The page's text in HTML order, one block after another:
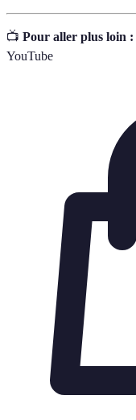
📺 Pour aller plus loin :
YouTube